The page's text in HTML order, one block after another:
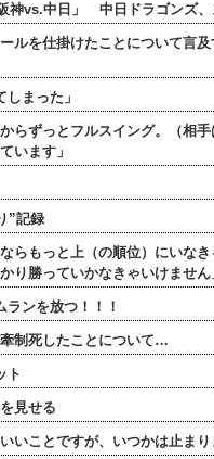
vs.中日」 中日ドラゴンズ、
ルを仕掛けたことについて言
まった」
らずっとフルスイング。（相
います」
”記録
らもっと上（の順位）にいな
り勝っていかなきゃいけません
ンを放つ！！！
制死したことについて…
ト
見せる
いことですが、いつかは止ま